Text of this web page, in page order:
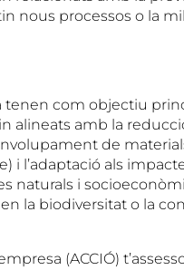
nous processos o la
tenen com objectiu
alineats amb la
de
i l’adaptació als
naturals i
en la biodiversitat o la
(ACCIÓ)